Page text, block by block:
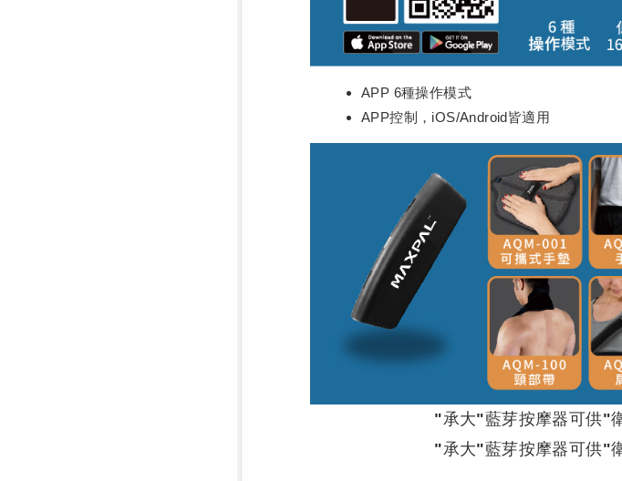
APP 6種操作模式
APP控制，iOS/Android皆適用
"承大"藍芽按摩器可供"
"承大"藍芽按摩器可供"